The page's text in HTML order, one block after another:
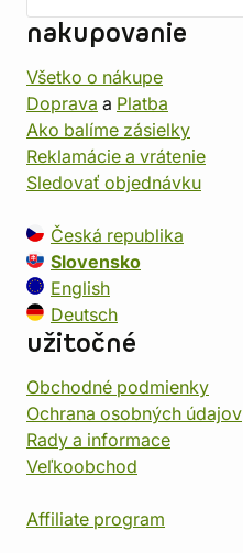
nakupovanie
Všetko o nákupe
Doprava a Platba
Ako balíme zásielky
Reklamácie a vrátenie
Sledovať objednávku
Česká republika
Slovensko
English
Deutsch
užitočné
Obchodné podmienky
Ochrana osobných údajov
Rady a informace
Veľkoobchod
Affiliate program